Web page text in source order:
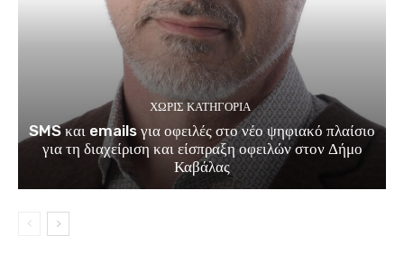
ΧΩΡΊΣ ΚΑΤΗΓΟΡΊΑ
SMS και emails για οφειλές στο νέο ψηφιακό πλαίσιο
για τη διαχείριση και είσπραξη οφειλών στον Δήμο
Καβάλας